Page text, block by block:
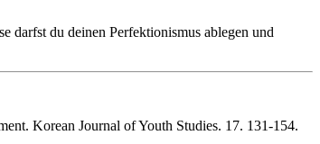
darfst du deinen Perfektionismus ablegen und
Korean Journal of Youth Studies. 17. 131-154.